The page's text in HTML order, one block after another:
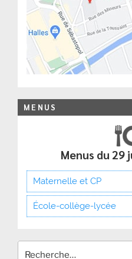
MENUS
Menus du 29
Maternelle et CP
École-collège-lycée